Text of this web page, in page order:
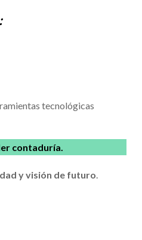
tecnológicas
contaduría.
y visión de futuro.